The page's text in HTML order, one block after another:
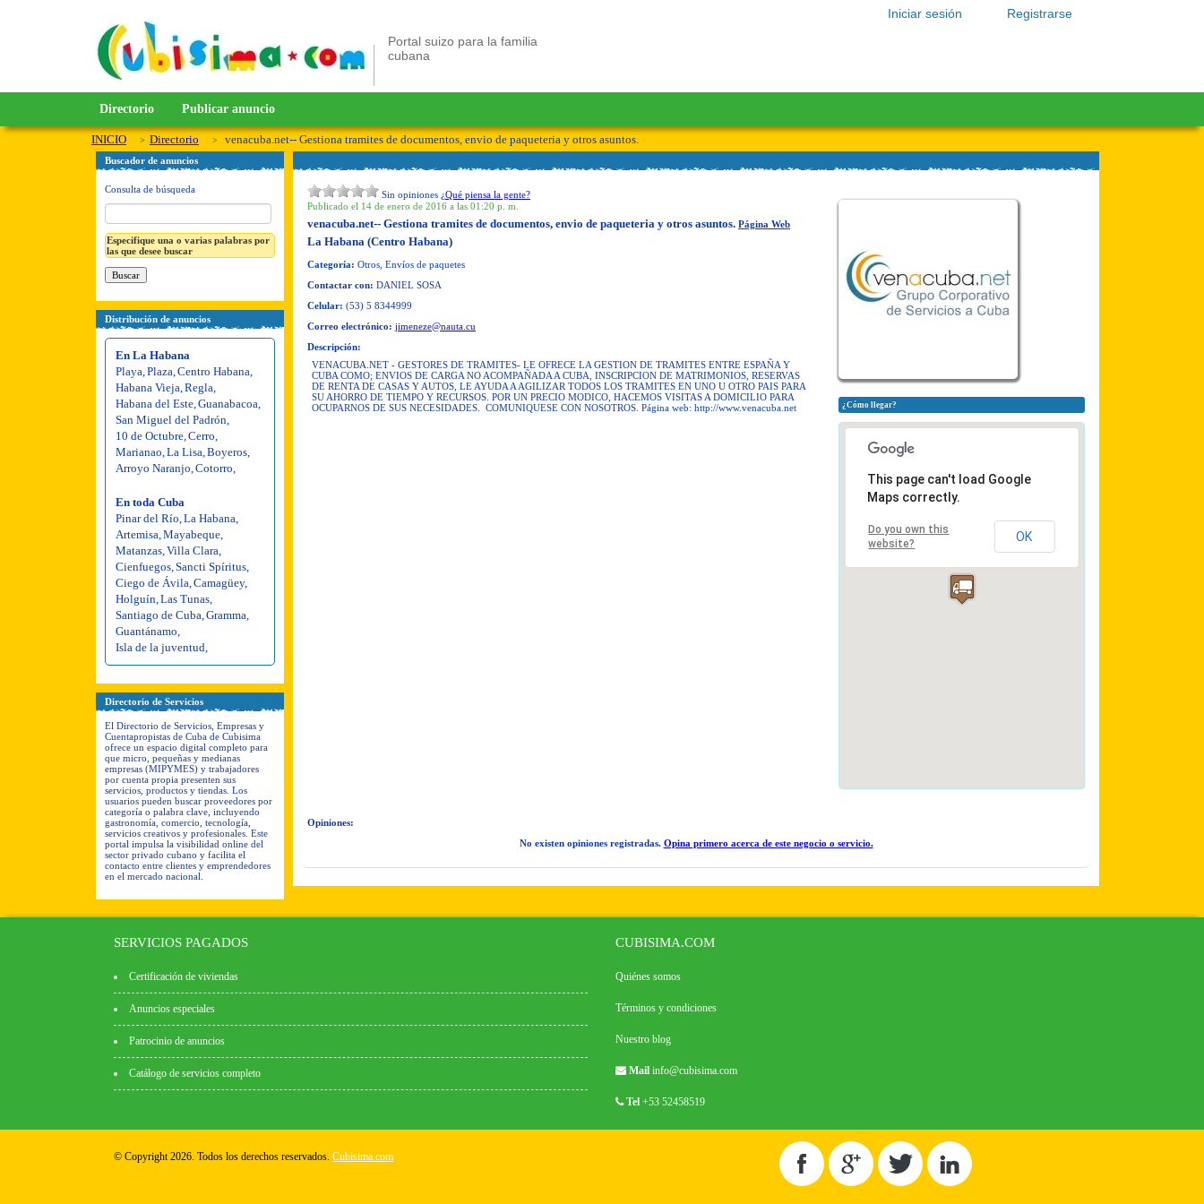
Registrarse
Iniciar sesión
Portal suizo para la familia
cubana
Directorio Publicar anuncio
INICIO Directorio venacuba.net-- Gestiona tramites de documentos, envio de paqueteria y otros asuntos.
Buscador de anuncios
Consulta de búsqueda
Especifique una o varias palabras por
las que desee buscar
Distribución de anuncios
En La Habana
Playa Plaza Centro Habana
Habana Vieja Regla
Habana del Este Guanabacoa
San Miguel del Padrón
10 de Octubre Cerro
Marianao La Lisa Boyeros
Arroyo Naranjo Cotorro
En toda Cuba
Pinar del Río La Habana
Artemisa Mayabeque
Matanzas Villa Clara
Cienfuegos Sancti Spíritus
Ciego de Ávila Camagüey,
Holguín Las Tunas
Santiago de Cuba Gramma
Guantánamo
Isla de la juventud
Directorio de Servicios
El Directorio de Servicios, Empresas y
Cuentapropistas de Cuba de Cubisima
ofrece un espacio digital completo para
que micro, pequeñas y medianas
empresas (MIPYMES) y trabajadores
por cuenta propia presenten sus
servicios, productos y tiendas. Los
usuarios pueden buscar proveedores por
categoría o palabra clave, incluyendo
gastronomía, comercio, tecnología,
servicios creativos y profesionales. Este
portal impulsa la visibilidad online del
sector privado cubano y facilita el
contacto entre clientes y emprendedores
en el mercado nacional.
Sin opiniones ¿Qué piensa la gente?
Publicado el 14 de enero de 2016 a las 01:20 p. m.
venacuba.net-- Gestiona tramites de documentos, envio de paqueteria y otros asuntos. Página Web
La Habana (Centro Habana)
Categoría: Otros, Envíos de paquetes
Contactar con: DANIEL SOSA
Celular: (53) 5 8344999
Correo electrónico: jimeneze@nauta.cu
Descripción:
VENACUBA.NET - GESTORES DE TRAMITES- LE OFRECE LA GESTION DE TRAMITES ENTRE ESPAÑA Y
CUBA COMO; ENVIOS DE CARGA NO ACOMPAÑADA A CUBA, INSCRIPCION DE MATRIMONIOS, RESERVAS
DE RENTA DE CASAS Y AUTOS, LE AYUDA A AGILIZAR TODOS LOS TRAMITES EN UNO U OTRO PAIS PARA
SU AHORRO DE TIEMPO Y RECURSOS. POR UN PRECIO MODICO, HACEMOS VISITAS A DOMICILIO PARA
OCUPARNOS DE SUS NECESIDADES.
COMUNIQUESE CON NOSOTROS Página web: http://www.venacuba.net ¿Cómo llegar?
This page can't load Google
Maps correctly.
Do you own this
website?
OK
Opiniones:
No existen opiniones registradas. Opina primero acerca de este negocio o servicio.
SERVICIOS PAGADOS
Certificación de viviendas
Anuncios especiales
Patrocinio de anuncios
Catálogo de servicios completo
CUBISIMA.COM
Quiénes somos
Términos y condiciones
Nuestro blog
Mail info@cubisima.com
Tel +53 52458519
© Copyright 2026. Todos los derechos reservados. Cubisima.com